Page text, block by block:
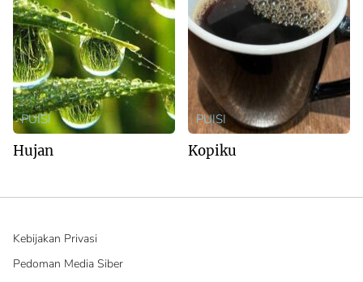
PUISI
Hujan
PUISI
Kopiku
Kebijakan Privasi
Pedoman Media Siber